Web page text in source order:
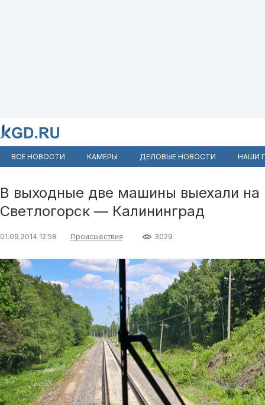
ВСЕ НОВОСТИ КАМЕРЫ ДЕЛОВЫЕ НОВОСТИ НАШИ
В выходные две машины выехали
Светлогорск — Калининград
01.09.2014 12:58 Происшествия 3029